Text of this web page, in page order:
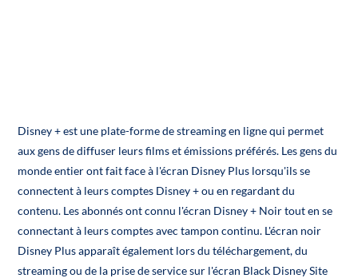
Disney + est une plate-forme de streaming en ligne qui permet
aux gens de diffuser leurs films et émissions préférés. Les gens du
monde entier ont fait face à l'écran Disney Plus lorsqu'ils se
connectent à leurs comptes Disney + ou en regardant du
contenu. Les abonnés ont connu l'écran Disney + Noir tout en se
connectant à leurs comptes avec tampon continu. L'écran noir
Disney Plus apparaît également lors du téléchargement, du
streaming ou de la prise de service sur l'écran Black Disney Site